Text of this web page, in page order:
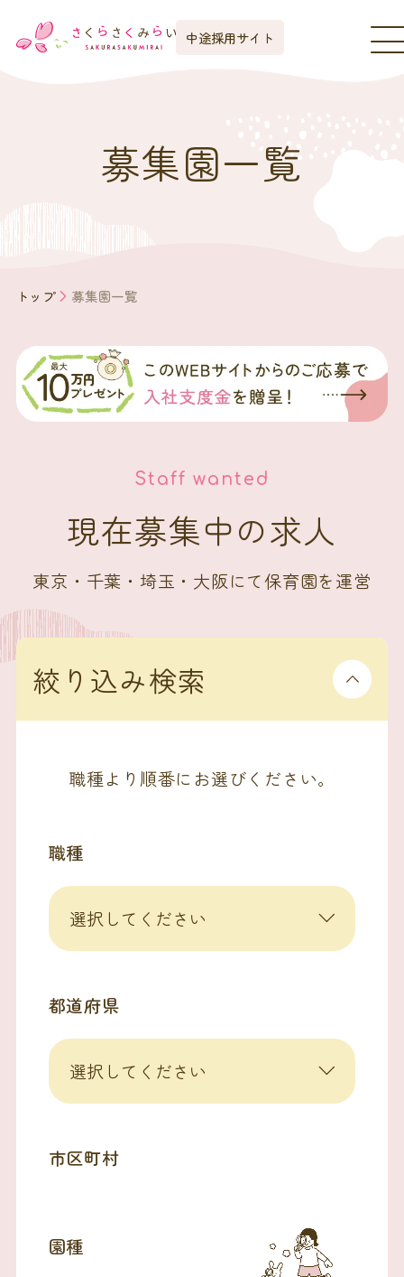
中途採用サイト
募集園一覧
トップ 募集園一覧
Staff wanted
現在募集中の求人
東京・千葉・埼玉・大阪にて保育園を運営
絞り込み検索
職種より順番にお選びください。
職種
都道府県
市区町村
園種